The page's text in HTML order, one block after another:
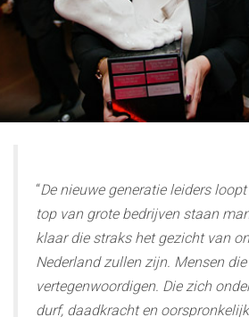
“De nieuwe generatie leiders
top van grote bedrijven staan
klaar die straks het gezicht van
Nederland zullen zijn. Mensen
vertegenwoordigen. Die zich
durf, daadkracht en